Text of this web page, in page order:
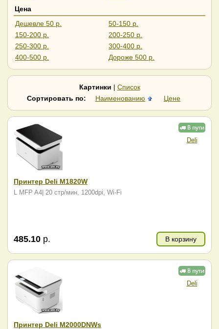
Цена
Дешевле 50 р.
50-150 р.
150-200 р.
200-250 р.
250-300 р.
300-400 р.
400-500 р.
Дороже 500 р.
Картинки | Список
Сортировать по:
Наименованию Цене
Deli
Принтер Deli M1820W
L MFP A4| 20 стр/мин, 1200dpi, Wi-Fi
485.10 р. В корзину
Deli
Принтер Deli M2000DNWs